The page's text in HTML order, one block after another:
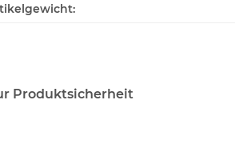
Produktsicherheit